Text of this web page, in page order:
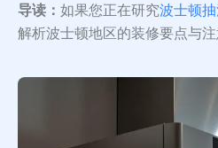
导读： 如果您正在研究波士顿
解析波士顿地区的装修要点与注